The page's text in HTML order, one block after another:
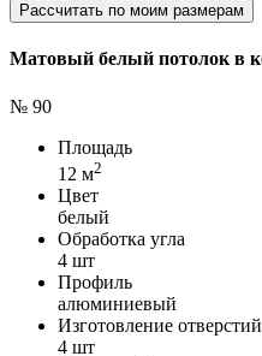
Рассчитать по моим размерам
Матовый белый потолок в
№ 90
Площадь
12 м2
Цвет
белый
Обработка угла
4 шт
Профиль
алюминиевый
Изготовление отверстий
4 шт